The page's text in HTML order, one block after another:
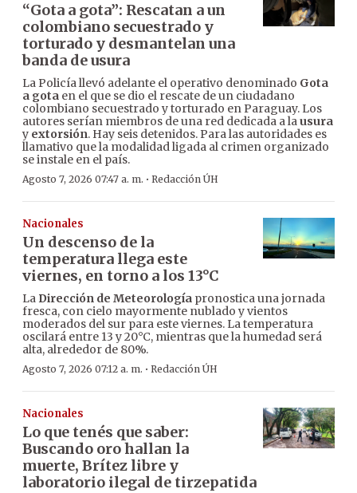
“Gota a gota”: Rescatan a un
colombiano secuestrado y
torturado y desmantelan una
banda de usura
La Policía llevó adelante el operativo denominado Gota
a gota en el que se dio el rescate de un ciudadano
colombiano secuestrado y torturado en Paraguay. Los
autores serían miembros de una red dedicada a lausura
y extorsión. Hay seis detenidos. Para las autoridades es
llamativo que la modalidad ligada al crimen organizado
se instale en el país.
Agosto 7, 2026 07:47 a. m. · Redacción ÚH
Nacionales
Un descenso de la
temperatura llega este
viernes, en torno a los 13°C
La Dirección de Meteorología pronostica una jornada
fresca, con cielo mayormente nublado y vientos
moderados del sur para este viernes. La temperatura
oscilará entre 13 y 20°C, mientras que la humedad será
alta, alrededor de 80%.
Agosto 7, 2026 07:12 a. m. · Redacción ÚH
Nacionales
Lo que tenés que saber:
Buscando oro hallan la
muerte, Brítez libre y
laboratorio ilegal de tirzepatida